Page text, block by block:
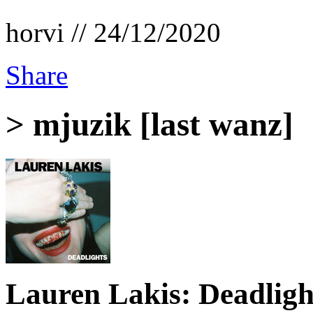
horvi // 24/12/2020
Share
> mjuzik [last wanz]
Lauren Lakis: